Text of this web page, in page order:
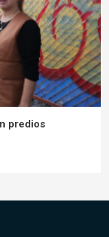
predios